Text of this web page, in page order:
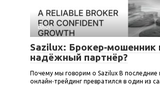
Блог
Sazilux: Брокер‑мошенник
надёжный партнёр?
Почему мы говорим о Sazilux В последние
онлайн‑трейдинг превратился в один из